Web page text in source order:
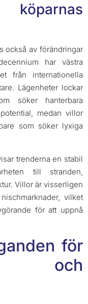
också av förändringar
har västra
från internationella
Lägenheter lockar
söker hanterbara
medan villor
som söker lyxiga
trenderna en stabil
till stranden,
Villor är visserligen
vilket
för att uppnå
för
och